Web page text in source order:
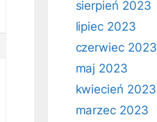
sierpień 2023
lipiec 2023
czerwiec 2023
maj 2023
kwiecień 2023
marzec 2023